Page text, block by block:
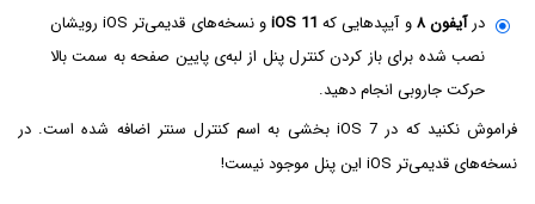
درآیفون ۸ و آیپدهایی که iOS 11
و نسخه‌های قدیمی‌تر iOS رویشان
نصب شده برای باز کردن کنترل پنل از لبه‌ی پایین صفحه به سمت بالا
حرکت جاروبی انجام دهید.
فراموش نکنید که در iOS 7 بخشی به اسم کنترل سنتر اضافه شده است. در
نسخه‌های قدیمی‌تر iOS این پنل موجود نیست!